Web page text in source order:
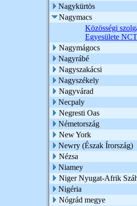
Nagykürtös
Nagymacs
Közösségi
Egyesülete
Nagymágocs
Nagyrábé
Nagyszakácsi
Nagyszékely
Nagyvárad
Necpaly
Negresti Oas
Németország
New York
Newry (Észak Írország)
Nézsa
Niamey
Niger Nyugat-Afrik
Nigéria
Nógrád megye